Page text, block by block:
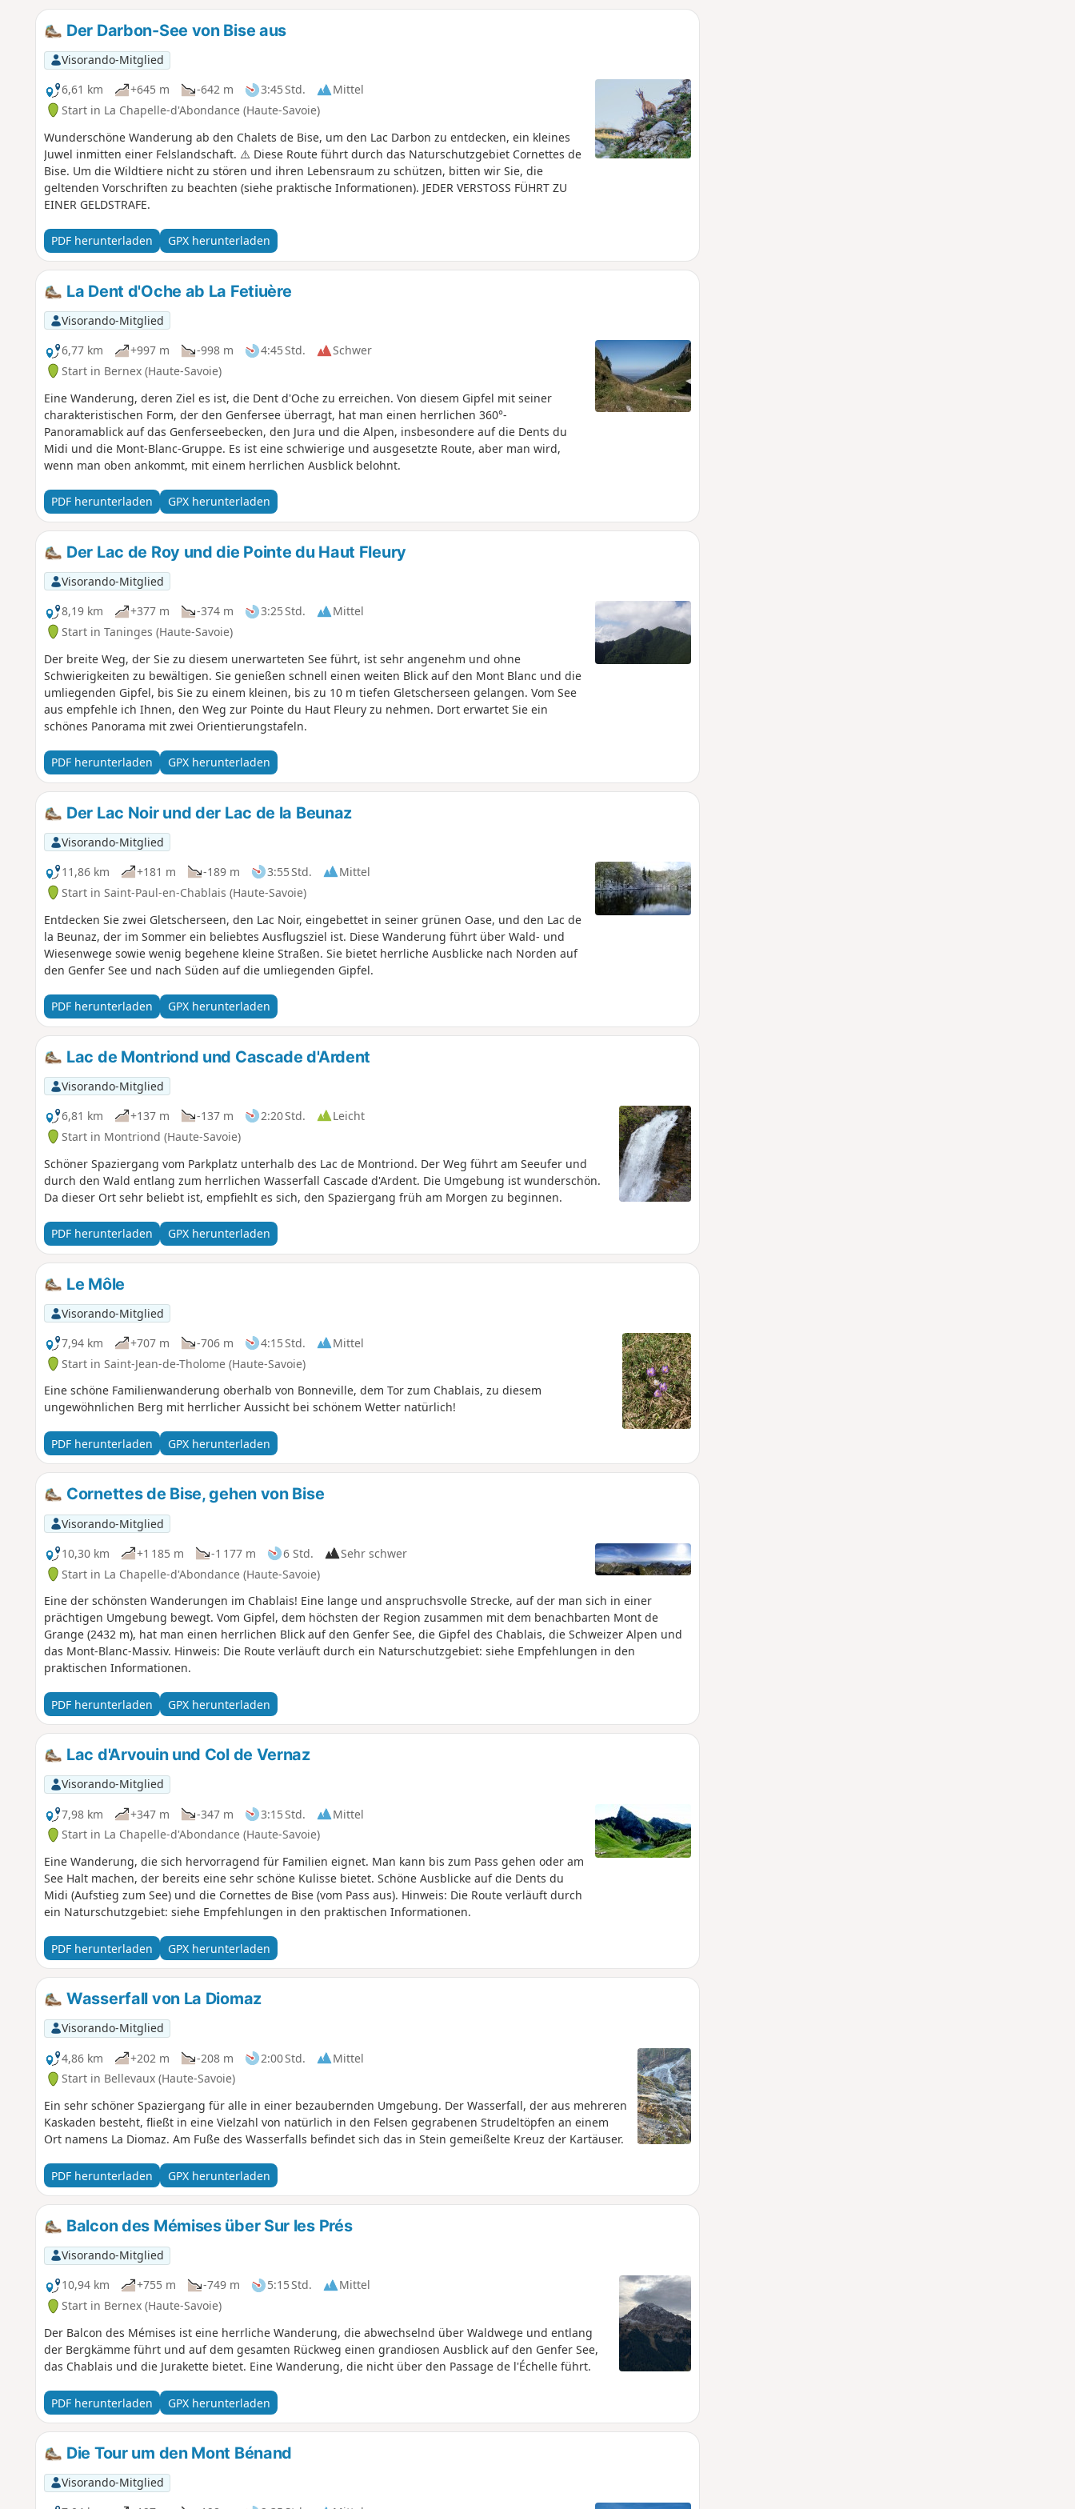
Der Darbon-See von Bise aus
Visorando-Mitglied
6,61 km
+645 m -642 m 3:45 Std.
Mittel
Start in La Chapelle-d'Abondance (Haute-Savoie)
Wunderschöne Wanderung ab den Chalets de Bise, um den Lac Darbon zu entdecken, ein kleines
Juwel inmitten einer Felslandschaft. ⚠️ Diese Route führt durch das Naturschutzgebiet Cornettes de
Bise. Um die Wildtiere nicht zu stören und ihren Lebensraum zu schützen, bitten wir Sie, die
geltenden Vorschriften zu beachten (siehe praktische Informationen). JEDER VERSTOSS FÜHRT ZU
EINER GELDSTRAFE.
PDF herunterladen GPX herunterladen
La Dent d'Oche ab La Fetiuère
Visorando-Mitglied
6,77 km
+997 m -998 m 4:45 Std.
Schwer
Start in Bernex (Haute-Savoie)
Eine Wanderung, deren Ziel es ist, die Dent d'Oche zu erreichen. Von diesem Gipfel mit seiner
charakteristischen Form, der den Genfersee überragt, hat man einen herrlichen 360°-
Panoramablick auf das Genferseebecken, den Jura und die Alpen, insbesondere auf die Dents du
Midi und die Mont-Blanc-Gruppe. Es ist eine schwierige und ausgesetzte Route, aber man wird,
wenn man oben ankommt, mit einem herrlichen Ausblick belohnt.
PDF herunterladen GPX herunterladen
Der Lac de Roy und die Pointe du Haut Fleury
Visorando-Mitglied
8,19 km
+377 m -374 m 3:25 Std.
Mittel
Start in Taninges (Haute-Savoie)
Der breite Weg, der Sie zu diesem unerwarteten See führt, ist sehr angenehm und ohne
Schwierigkeiten zu bewältigen. Sie genießen schnell einen weiten Blick auf den Mont Blanc und die
umliegenden Gipfel, bis Sie zu einem kleinen, bis zu 10 m tiefen Gletscherseen gelangen. Vom See
aus empfehle ich Ihnen, den Weg zur Pointe du Haut Fleury zu nehmen. Dort erwartet Sie ein
schönes Panorama mit zwei Orientierungstafeln.
PDF herunterladen GPX herunterladen
Der Lac Noir und der Lac de la Beunaz
Visorando-Mitglied
11,86 km
+181 m -189 m 3:55 Std.
Mittel
Start in Saint-Paul-en-Chablais (Haute-Savoie)
Entdecken Sie zwei Gletscherseen, den Lac Noir, eingebettet in seiner grünen Oase, und den Lac de
la Beunaz, der im Sommer ein beliebtes Ausflugsziel ist. Diese Wanderung führt über Wald- und
Wiesenwege sowie wenig begehene kleine Straßen. Sie bietet herrliche Ausblicke nach Norden auf
den Genfer See und nach Süden auf die umliegenden Gipfel.
PDF herunterladen GPX herunterladen
Lac de Montriond und Cascade d'Ardent
Visorando-Mitglied
6,81 km
+137 m -137 m 2:20 Std.
Leicht
Start in Montriond (Haute-Savoie)
Schöner Spaziergang vom Parkplatz unterhalb des Lac de Montriond. Der Weg führt am Seeufer und
durch den Wald entlang zum herrlichen Wasserfall Cascade d'Ardent. Die Umgebung ist wunderschön.
Da dieser Ort sehr beliebt ist, empfiehlt es sich, den Spaziergang früh am Morgen zu beginnen.
PDF herunterladen GPX herunterladen
Le Môle
Visorando-Mitglied
7,94 km
+707 m -706 m 4:15 Std.
Mittel
Start in Saint-Jean-de-Tholome (Haute-Savoie)
Eine schöne Familienwanderung oberhalb von Bonneville, dem Tor zum Chablais, zu diesem
ungewöhnlichen Berg mit herrlicher Aussicht bei schönem Wetter natürlich!
PDF herunterladen GPX herunterladen
Cornettes de Bise, gehen von Bise
Visorando-Mitglied
10,30 km
+1 185 m -1 177 m 6 Std.
Sehr schwer
Start in La Chapelle-d'Abondance (Haute-Savoie)
Eine der schönsten Wanderungen im Chablais! Eine lange und anspruchsvolle Strecke, auf der man sich in einer
prächtigen Umgebung bewegt. Vom Gipfel, dem höchsten der Region zusammen mit dem benachbarten Mont de
Grange (2432 m), hat man einen herrlichen Blick auf den Genfer See, die Gipfel des Chablais, die Schweizer Alpen und
das Mont-Blanc-Massiv. Hinweis: Die Route verläuft durch ein Naturschutzgebiet: siehe Empfehlungen in den
praktischen Informationen.
PDF herunterladen GPX herunterladen
Lac d'Arvouin und Col de Vernaz
Visorando-Mitglied
7,98 km
+347 m -347 m 3:15 Std.
Mittel
Start in La Chapelle-d'Abondance (Haute-Savoie)
Eine Wanderung, die sich hervorragend für Familien eignet. Man kann bis zum Pass gehen oder am
See Halt machen, der bereits eine sehr schöne Kulisse bietet. Schöne Ausblicke auf die Dents du
Midi (Aufstieg zum See) und die Cornettes de Bise (vom Pass aus). Hinweis: Die Route verläuft durch
ein Naturschutzgebiet: siehe Empfehlungen in den praktischen Informationen.
PDF herunterladen GPX herunterladen
Wasserfall von La Diomaz
Visorando-Mitglied
4,86 km
+202 m -208 m 2:00 Std.
Mittel
Start in Bellevaux (Haute-Savoie)
Ein sehr schöner Spaziergang für alle in einer bezaubernden Umgebung. Der Wasserfall, der aus mehreren
Kaskaden besteht, fließt in eine Vielzahl von natürlich in den Felsen gegrabenen Strudeltöpfen an einem
Ort namens La Diomaz. Am Fuße des Wasserfalls befindet sich das in Stein gemeißelte Kreuz der Kartäuser.
PDF herunterladen GPX herunterladen
Balcon des Mémises über Sur les Prés
Visorando-Mitglied
10,94 km
+755 m -749 m 5:15 Std.
Mittel
Start in Bernex (Haute-Savoie)
Der Balcon des Mémises ist eine herrliche Wanderung, die abwechselnd über Waldwege und entlang
der Bergkämme führt und auf dem gesamten Rückweg einen grandiosen Ausblick auf den Genfer See,
das Chablais und die Jurakette bietet. Eine Wanderung, die nicht über den Passage de l'Échelle führt.
PDF herunterladen GPX herunterladen
Die Tour um den Mont Bénand
Visorando-Mitglied